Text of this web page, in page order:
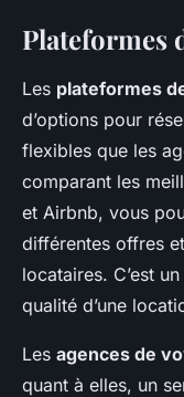
Plateformes
Les plateformes
d’options pour
flexibles que les
comparant les
et Airbnb, vous
différentes offres
locataires. C’est
qualité d’une
Les agences de
quant à elles, un